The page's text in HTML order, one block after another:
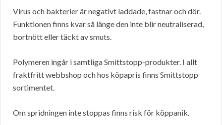
Virus och bakterier är negativt laddade, fastnar och dör.
Funktionen finns kvar så länge den inte blir neutraliserad,
bortnött eller täckt av smuts.
Polymeren ingår i samtliga Smittstopp-produkter. I allt
fraktfritt webbshop och hos köpapris finns Smittstopp
sortimentet.
Om spridningen inte stoppas finns risk för köppanik.